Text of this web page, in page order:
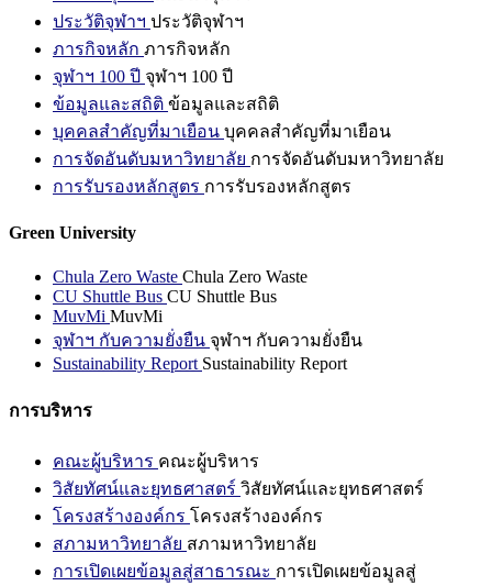
ประวัติจุฬาฯ ประวัติจุฬาฯ
ภารกิจหลัก ภารกิจหลัก
จุฬาฯ 100 ปี จุฬาฯ 100 ปี
ข้อมูลและสถิติ ข้อมูลและสถิติ
บุคคลสำคัญที่มาเยือน บุคคลสำคัญที่มาเยือน
การจัดอันดับมหาวิทยาลัย การจัดอันดับมหาวิทยาลัย
การรับรองหลักสูตร การรับรองหลักสูตร
Green University
Chula Zero Waste Chula Zero Waste
CU Shuttle Bus CU Shuttle Bus
MuvMi MuvMi
จุฬาฯ กับความยั่งยืน จุฬาฯ กับความยั่งยืน
Sustainability Report Sustainability Report
การบริหาร
คณะผู้บริหาร คณะผู้บริหาร
วิสัยทัศน์และยุทธศาสตร์ วิสัยทัศน์และยุทธศาสตร์
โครงสร้างองค์กร โครงสร้างองค์กร
สภามหาวิทยาลัย สภามหาวิทยาลัย
การเปิดเผยข้อมูลสู่สาธารณะ การเปิดเผยข้อมูลสู่